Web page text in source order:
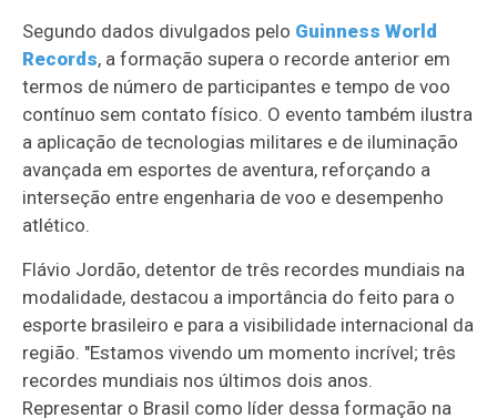
Segundo dados divulgados pelo Guinness World
Records, a formação supera o recorde anterior em
termos de número de participantes e tempo de voo
contínuo sem contato físico. O evento também ilustra
a aplicação de tecnologias militares e de iluminação
avançada em esportes de aventura, reforçando a
interseção entre engenharia de voo e desempenho
atlético.
Flávio Jordão, detentor de três recordes mundiais na
modalidade, destacou a importância do feito para o
esporte brasileiro e para a visibilidade internacional da
região. "Estamos vivendo um momento incrível; três
recordes mundiais nos últimos dois anos.
Representar o Brasil como líder dessa formação na